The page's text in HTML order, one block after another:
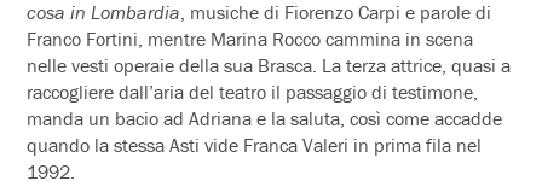
cosa in Lombardia , musiche di Fiorenzo Carpi e parole di
Franco Fortini, mentre Marina Rocco cammina in scena
nelle vesti operaie della sua Brasca. La terza attrice, quasi a
raccogliere dall’aria del teatro il passaggio di testimone,
manda un bacio ad Adriana e la saluta, così come accadde
quando la stessa Asti vide Franca Valeri in prima fila nel
1992.